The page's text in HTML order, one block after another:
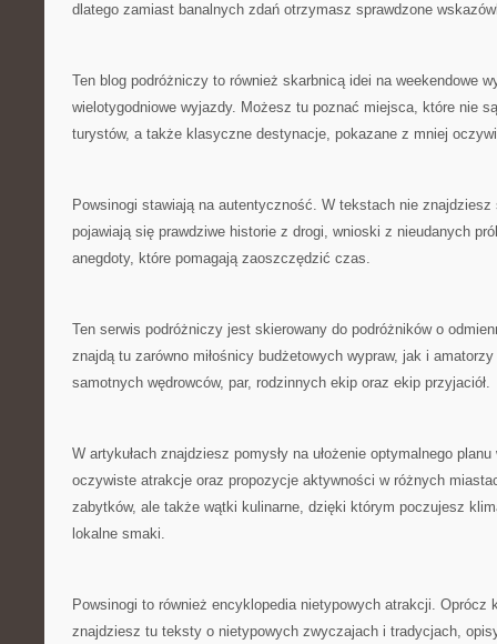
dlatego zamiast banalnych zdań otrzymasz sprawdzone
Ten blog podróżniczy to również skarbnicą idei na weekendowe
wielotygodniowe wyjazdy. Możesz tu poznać miejsca, które nie
turystów, a także klasyczne destynacje, pokazane z mniej
Powsinogi stawiają na autentyczność. W tekstach nie
pojawiają się prawdziwe historie z drogi, wnioski z nieudanych
anegdoty, które pomagają zaoszczędzić czas.
Ten serwis podróżniczy jest skierowany do podróżników o
znajdą tu zarówno miłośnicy budżetowych wypraw, jak i
samotnych wędrowców, par, rodzinnych ekip oraz ekip przyjaciół.
W artykułach znajdziesz pomysły na ułożenie optymalnego
oczywiste atrakcje oraz propozycje aktywności w różnych
zabytków, ale także wątki kulinarne, dzięki którym poczujesz
lokalne smaki.
Powsinogi to również encyklopedia nietypowych atrakcji. Oprócz
znajdziesz tu teksty o nietypowych zwyczajach i tradycjach,